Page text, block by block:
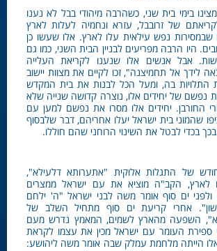
בימי בית שני, כשהרבה מיהודי בבל לא נענו
של זרובבל, עזרא ונחמיה לעלות לארץ
שבמסירות נפש עילאית עלו לארץ. אלו שעשו כן
היו הרבה מפריעים לבניין הבית השני, כמו גם
אבל אנשים אלו שנענו לקריאת העלייה
לידך אל תחמיצנה", זכו לקיים את מצוות יישוב
התלויות בה, ומעל הכל לבנות את בית המקדש
נפשם של יחידים אלו, נוצרה קדושה שנייה שלא
החורבן. יחידים אלו מסרו את נפשם למען עם
שהמוני בית ישראל יעלו אחריהם, דבר שלבסוף
בכדי לבטל את השינוי הרוחני שהם חוללו.
של התגלות אלוקית "אתערותא דלעילא",
הקב"ה מוציא את עם ישראל ממצרים
ולפני ים סוף אומר משה לבני ישראל "ה' ילחם
אחרי קריעת ים סוף מתחיל השלב של
השפעה מהארץ לשמים, המאמץ נדרש מעם
ספירת העומר עם ישראל מכין את עצמו לקראת
הייתה מלחמת עמלק שבה אומר משה ליהושע: